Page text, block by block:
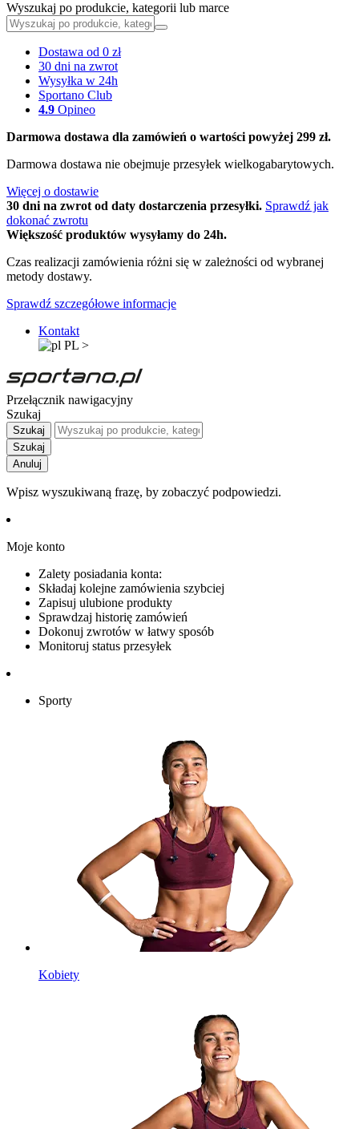
Wyszukaj po produkcie, kategorii lub marce
Dostawa od 0 zł
30 dni na zwrot
Wysyłka w 24h
Sportano Club
4.9 Opineo
Darmowa dostawa dla zamówień o wartości powyżej 299 zł.
Darmowa dostawa nie obejmuje przesyłek wielkogabarytowych.
Więcej o dostawie
30 dni na zwrot od daty dostarczenia przesyłki. Sprawdź jak
dokonać zwrotu
Większość produktów wysyłamy do 24h.
Czas realizacji zamówienia różni się w zależności od wybranej
metody dostawy.
Sprawdź szczegółowe informacje
Kontakt
PL >
Przełącznik nawigacyjny
Szukaj
Szukaj
Szukaj
Anuluj
Wpisz wyszukiwaną frazę, by zobaczyć podpowiedzi.
Moje konto
Zalety posiadania konta:
Składaj kolejne zamówienia szybciej
Zapisuj ulubione produkty
Sprawdzaj historię zamówień
Dokonuj zwrotów w łatwy sposób
Monitoruj status przesyłek
Sporty
Kobiety